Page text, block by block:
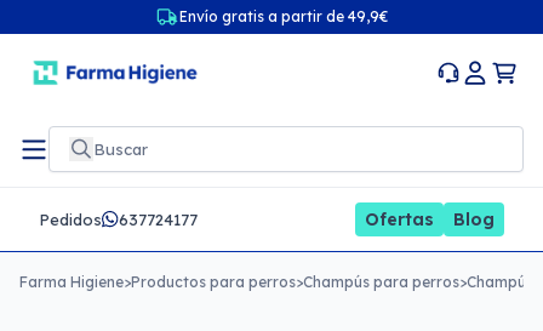
Envío gratis a partir de 49,9€
Pedidos 637724177 Ofertas Blog
Farma Higiene>Productos para perros>Champús para perros>Champú